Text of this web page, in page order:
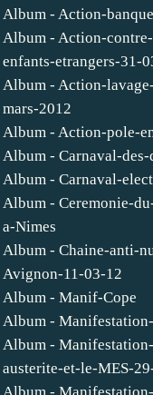
Album - Action-
Album - Action-
enfants-etrangers-31-
Album - Action-
mars-2012
Album - Action-pole-
Album - Carnaval-
Album - Carnaval-
Album - Ceremonie-
a-Nimes
Album - Chaine-anti-
Avignon-11-03-12
Album - Manif-Cope
Album -
Album -
austerite-et-le-MES-